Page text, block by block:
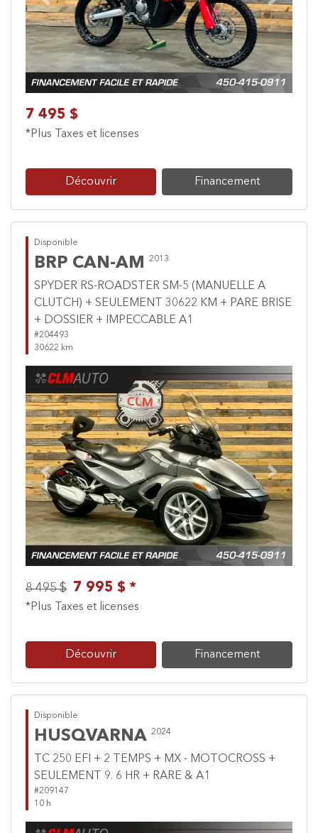
Previous Next
7 495 $
*Plus Taxes et licenses
Découvrir Financement
Disponible
BRP CAN-AM 2013
SPYDER RS-ROADSTER SM-5 (MANUELLE A
CLUTCH) + SEULEMENT 30622 KM + PARE BRISE
+ DOSSIER + IMPECCABLE A1
#204493
30622 km
Previous Next
8 495 $ 7 995 $ *
*Plus Taxes et licenses
Découvrir Financement
Disponible
HUSQVARNA 2024
TC 250 EFI + 2 TEMPS + MX - MOTOCROSS +
SEULEMENT 9. 6 HR + RARE & A1
#209147
10 h